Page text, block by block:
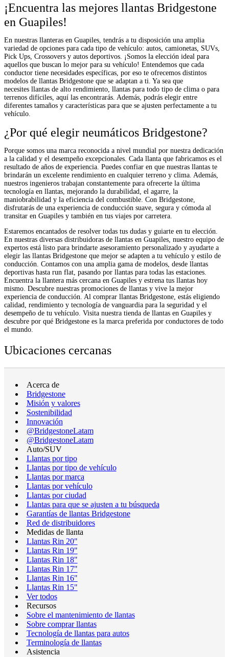
¡Encuentra las mejores llantas Bridgestone
en Guapiles!
En nuestras llanteras en Guapiles, tendrás a tu disposición una amplia
variedad de opciones para cada tipo de vehículo: autos, camionetas, SUVs,
Pick Ups, Crossovers y autos deportivos. ¡Somos la elección ideal para
aquellos que buscan lo mejor para su vehículo! Entendemos que cada
conductor tiene necesidades específicas, por eso te ofrecemos distintos
modelos de llantas Bridgestone que se adaptan a ti. Ya sea que
necesites llantas de alto rendimiento, llantas para todo tipo de clima o para
terrenos difíciles, aquí las encontrarás. Además, podrás elegir entre
diferentes tamaños y características para que se ajusten perfectamente a tu
vehículo.
¿Por qué elegir neumáticos Bridgestone?
Porque somos una marca reconocida a nivel mundial por nuestra dedicación
a la calidad y el desempeño excepcionales. Cada llanta que fabricamos es el
resultado de años de experiencia. Puedes confiar en que nuestras llantas te
brindarán un excelente rendimiento en cualquier terreno y clima. Además,
nuestros ingenieros trabajan constantemente para ofrecerte la última
tecnología en llantas, mejorando la durabilidad, el agarre, la
maniobrabilidad y la eficiencia del combustible. Con Bridgestone,
disfrutarás de una experiencia de conducción suave, segura y cómoda al
transitar en Guapiles y también en tus viajes por carretera.
Estaremos encantados de resolver todas tus dudas y guiarte en tu elección.
En nuestras diversas distribuidoras de llantas en Guapiles, nuestro equipo de
expertos está listo para brindarte asesoramiento personalizado y ayudarte a
elegir las llantas Bridgestone que mejor se adapten a tu vehículo y estilo de
conducción. Contamos con una amplia gama de modelos, desde llantas
deportivas hasta run flat, pasando por llantas para todas las estaciones.
Encuentra la llantera más cercana en Guapiles y estrena tus llantas hoy
mismo. Descubre nuestras promociones de llantas y vive la mejor
experiencia de conducción. Al comprar llantas Bridgestone, estás eligiendo
calidad, rendimiento y tecnología de vanguardia para la seguridad y el
desempeño de tu vehículo. Visita nuestra tienda de llantas en Guapiles y
descubre por qué Bridgestone es la marca preferida por conductores de todo
el mundo.
Ubicaciones cercanas
Acerca de
Bridgestone
Misión y valores
Sostenibilidad
Innovación
@BridgestoneLatam
@BridgestoneLatam
Auto/SUV
Llantas por tipo
Llantas por tipo de vehículo
Llantas por marca
Llantas por vehículo
Llantas por ciudad
Llantas para que se ajusten a tu búsqueda
Garantías de llantas Bridgestone
Red de distribuidores
Medidas de llanta
Llantas Rin 20"
Llantas Rin 19"
Llantas Rin 18"
Llantas Rin 17"
Llantas Rin 16"
Llantas Rin 15"
Ver todos
Recursos
Sobre el mantenimiento de llantas
Sobre comprar llantas
Tecnología de llantas para autos
Terminología de llantas
Asistencia